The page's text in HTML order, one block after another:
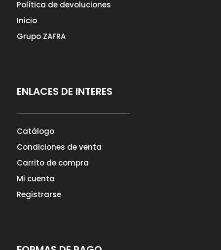
Política de devoluciones
Inicio
Grupo ZAFRA
ENLACES DE INTERES
Catálogo
Condiciones de venta
Carrito de compra
Mi cuenta
Registrarse